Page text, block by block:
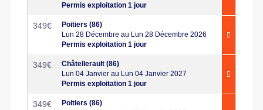
Permis exploitation 1 jour
349€
Poitiers (86)
Lun 28 Décembre au Lun 28 Décembre 2026
Permis exploitation 1 jour
349€
Châtellerault (86)
Lun 04 Janvier au Lun 04 Janvier 2027
Permis exploitation 1 jour
349€
Poitiers (86)